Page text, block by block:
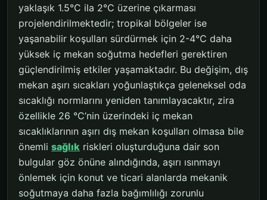
yaklaşık 1.5°C ila 2°C üzerine çıkarması
projelendirilmektedir; tropikal bölgeler ise
yaşanabilir koşulları sürdürmek için 2-4°C daha
yüksek iç mekan soğutma hedefleri gerektiren
güçlendirilmiş etkiler yaşamaktadır. Bu değişim, dış
mekan aşırı sıcakları yoğunlaştıkça geleneksel oda
sıcaklığı normlarını yeniden tanımlayacaktır, zira
özellikle 26 °C’nin üzerindeki iç mekan
sıcaklıklarının aşırı dış mekan koşulları olmasa bile
önemli sağlık riskleri oluşturduğuna dair son
bulgular göz önüne alındığında, aşırı ısınmayı
önlemek için konut ve ticari alanlarda mekanik
soğutmaya daha fazla bağımlılığı zorunlu